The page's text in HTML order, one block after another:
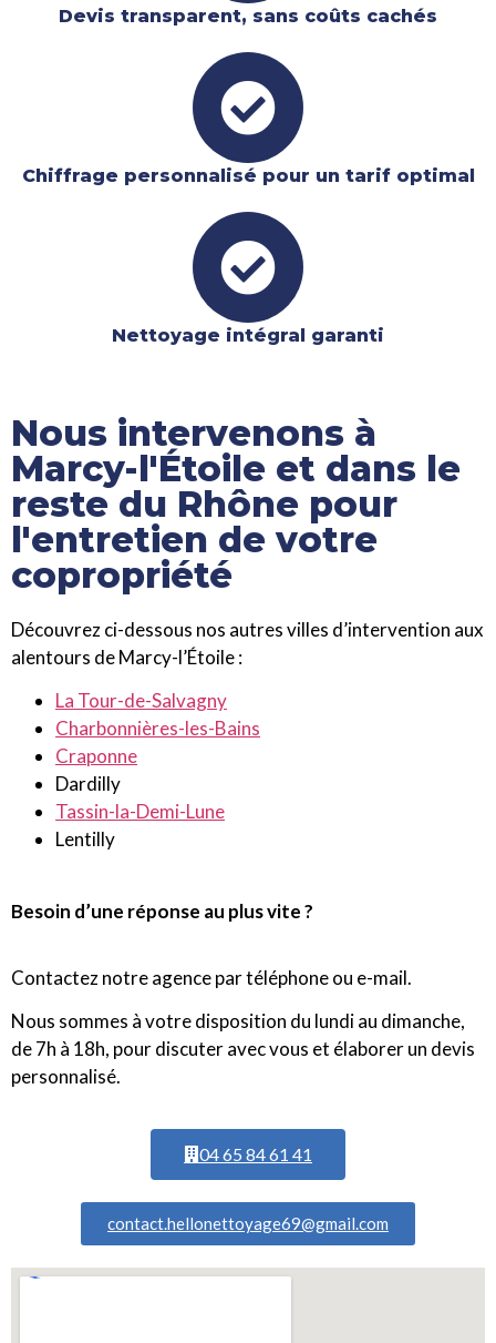
Devis transparent, sans coûts cachés
Chiffrage personnalisé pour un tarif optimal
Nettoyage intégral garanti​
Nous intervenons à
Marcy-l'Étoile et dans le
reste du Rhône pour
l'entretien de votre
copropriété
Découvrez ci-dessous nos autres villes d’intervention aux
alentours de Marcy-l’Étoile :
La Tour-de-Salvagny
Charbonnières-les-Bains
Craponne
Dardilly
Tassin-la-Demi-Lune
Lentilly
Besoin d’une réponse au plus vite ?
Contactez notre agence par téléphone ou e-mail.
Nous sommes à votre disposition du lundi au dimanche,
de 7h à 18h, pour discuter avec vous et élaborer un devis
personnalisé.
04 65 84 61 41
contact.hellonettoyage69@gmail.com